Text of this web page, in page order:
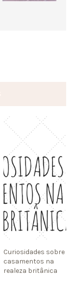
Curiosidades sobre
casamentos na
realeza britânica